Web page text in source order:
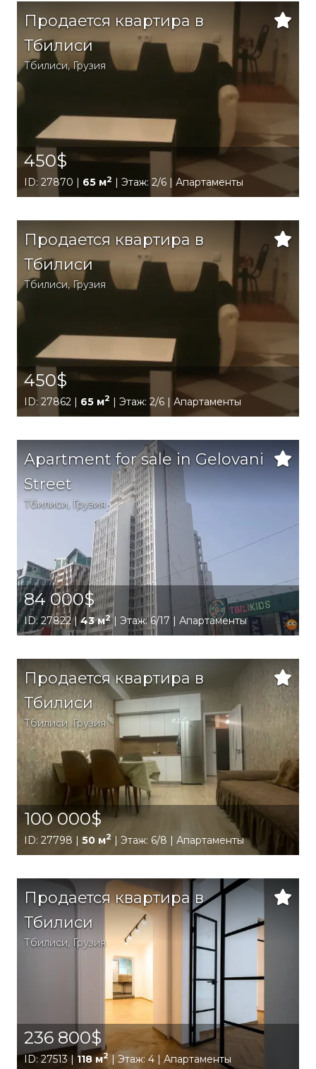
Продается квартира в
Тбилиси
Тбилиси,Грузия
450$
ID: 27870 | 65 м2 | Этаж: 2/6 | Апартаменты
Продается квартира в
Тбилиси
Тбилиси,Грузия
450$
ID: 27862 | 65 м2 | Этаж: 2/6 | Апартаменты
Apartment for sale in Gelovani
Street
Тбилиси, Грузия
84 000$
ID: 27822 |43 м2| Этаж: 6/17 | Апартаменты
Продается квартира в
Тбилиси
Тбилиси,Грузия
100 000$
ID: 27798 | 50 м2 | Этаж: 6/8 | Апартаменты
Продается квартира в
Тбилиси
Тбилиси, Грузия
236 800$
ID: 27513 | 118 м2 | Этаж: 4 | Апартаменты